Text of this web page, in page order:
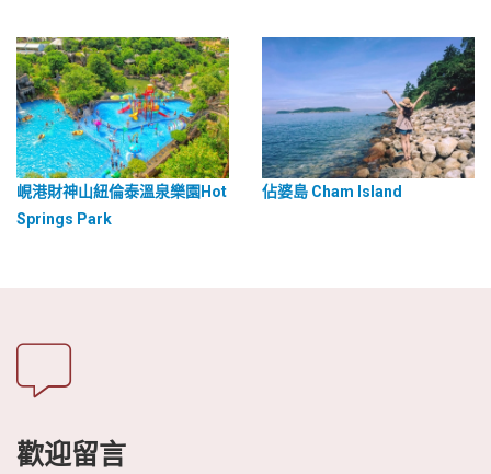
峴港財神山紐倫泰溫泉樂園Hot
Springs Park
佔婆島 Cham Island
歡迎留言